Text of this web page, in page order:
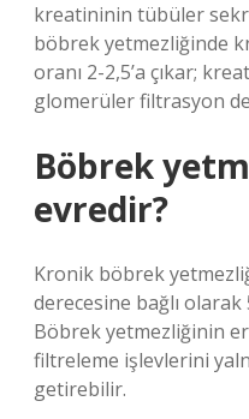
kreatininin tübüler
böbrek yetmezliğinde
oranı 2-2,5’a çıkar;
glomerüler filtrasyon
Böbrek
evredir?
Kronik böbrek
derecesine bağlı
Böbrek yetmezliğinin
filtreleme işlevlerini
getirebilir.